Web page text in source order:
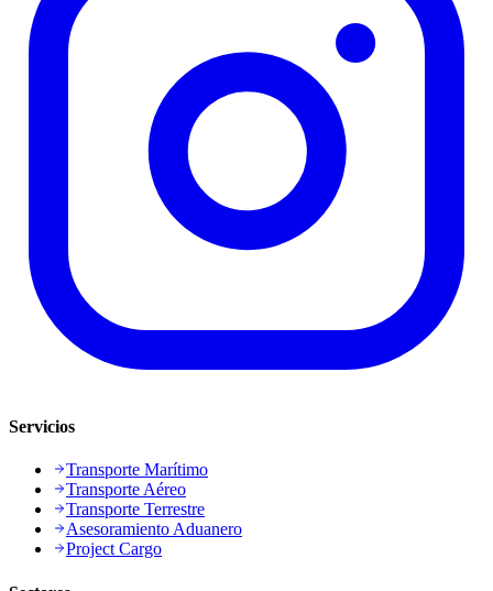
Servicios
Transporte Marítimo
Transporte Aéreo
Transporte Terrestre
Asesoramiento Aduanero
Project Cargo